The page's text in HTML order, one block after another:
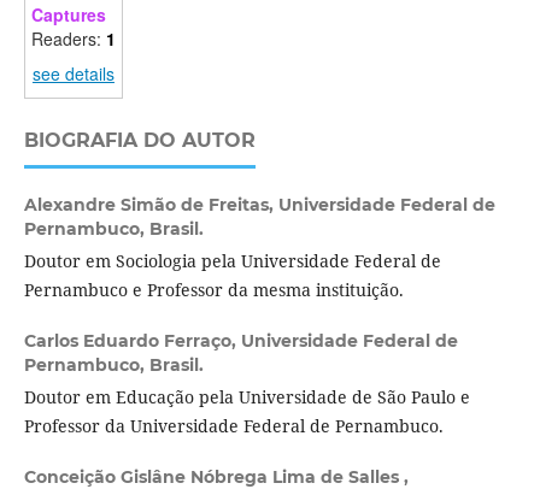
Captures
Readers: 1
see details
BIOGRAFIA DO AUTOR
Alexandre Simão de Freitas, Universidade Federal de
Pernambuco, Brasil.
Doutor em Sociologia pela Universidade Federal de
Pernambuco e Professor da mesma instituição.
Carlos Eduardo Ferraço, Universidade Federal de
Pernambuco, Brasil.
Doutor em Educação pela Universidade de São Paulo e
Professor da Universidade Federal de Pernambuco.
Conceição Gislâne Nóbrega Lima de Salles ,